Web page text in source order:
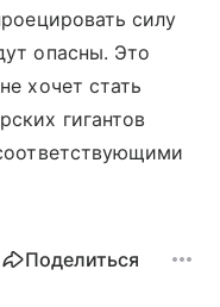
силу
опасны. Это
хочет стать
гигантов
Поделиться